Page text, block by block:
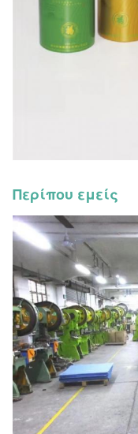
Περίπου εμείς